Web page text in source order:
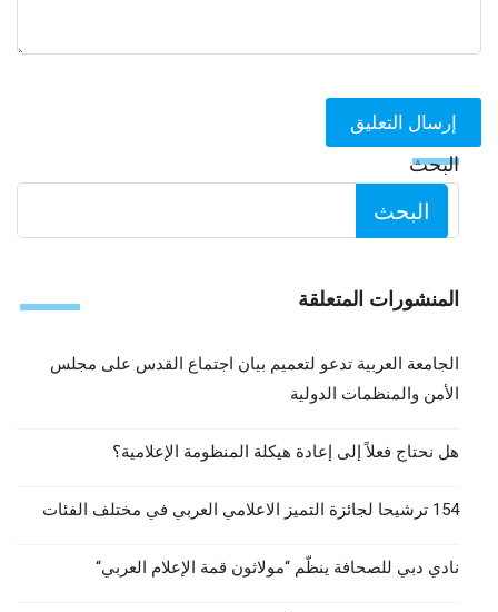
البحث
البحث
المنشورات المتعلقة
الجامعة العربية تدعو لتعميم بيان اجتماع القدس على مجلس
الأمن والمنظمات الدولية
هل نحتاج فعلاً إلى إعادة هيكلة المنظومة الإعلامية؟
154 ترشيحا لجائزة التميز الاعلامي العربي في مختلف الفئات
نادي دبي للصحافة ينظّم “مولاثون قمة الإعلام العربي“